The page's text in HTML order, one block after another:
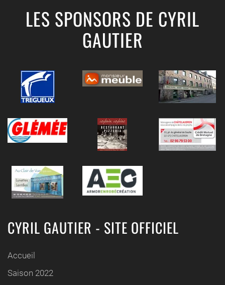
LES SPONSORS DE CYRIL
GAUTIER
CYRIL GAUTIER - SITE OFFICIEL
Accueil
Saison 2022